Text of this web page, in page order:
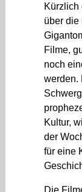
Kürzlich
über die
Filme,
noch
werden.
Kultur,
der
für eine
Die